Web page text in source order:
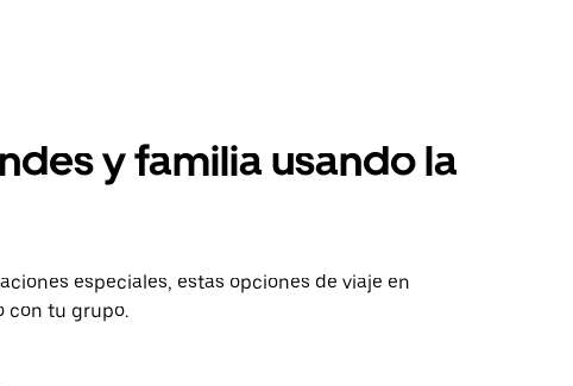
y familia usando la
especiales, estas opciones de viaje en
con tu grupo.